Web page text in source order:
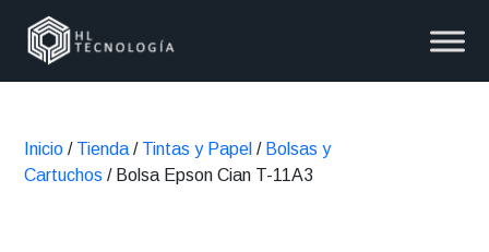
Inicio / Tienda / Tintas y Papel / Bolsas y
Cartuchos / Bolsa Epson Cian T-11A3